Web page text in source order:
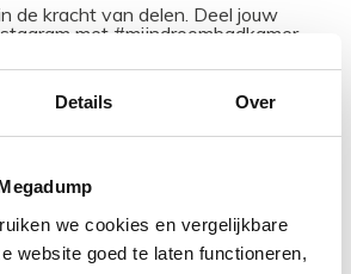
Details Over
we cookies en vergelijkbare
website goed te laten functioneren,
de kracht van delen. Deel jouw
met #mijndroombadkamer
omgeving vol met unieke
Doe je mee?